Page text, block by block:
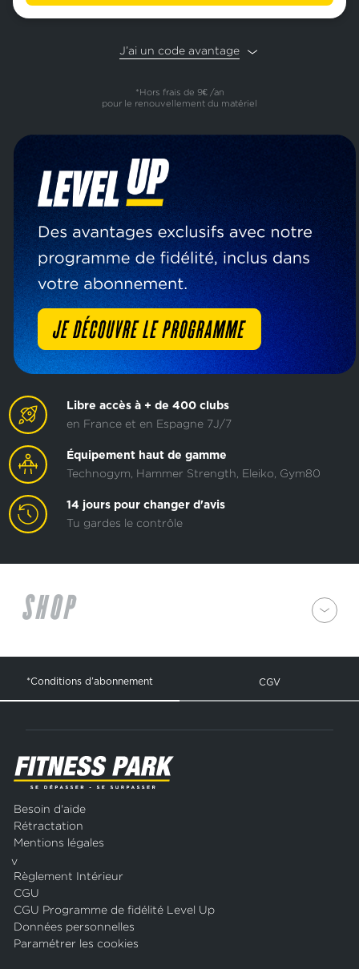
J’ai un code avantage
*Hors frais de 9€ /an
pour le renouvellement du matériel
Libre accès à + de 400 clubs
en France et en Espagne 7J/7
Équipement haut de gamme
Technogym, Hammer Strength, Eleiko, Gym80
14 jours pour changer d'avis
Tu gardes le contrôle
SHOP
*Conditions d’abonnement CGV
Besoin d'aide
Rétractation
Mentions légales
v
Règlement Intérieur
CGU
CGU Programme de fidélité Level Up
Données personnelles
Paramétrer les cookies